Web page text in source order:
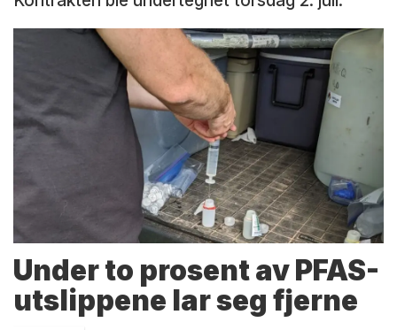
Under to prosent av PFAS-
utslippene lar seg fjerne